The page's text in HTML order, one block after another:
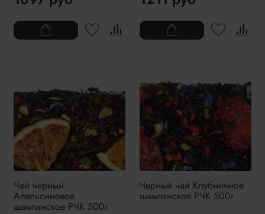
Чай черный
Апельсиновое
шампанское РЧК 500г
Черный чай Клубничное
шампанское РЧК 500г